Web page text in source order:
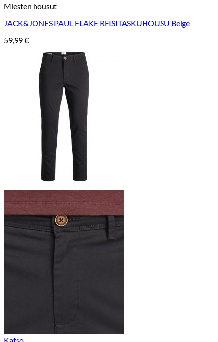
Miesten housut
JACK&JONES PAUL FLAKE REISITASKUHOUSU Beige
59,99€
Katso